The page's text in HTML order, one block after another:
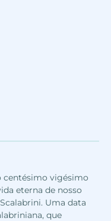
centésimo vigésimo
eterna de nosso
Uma data
que